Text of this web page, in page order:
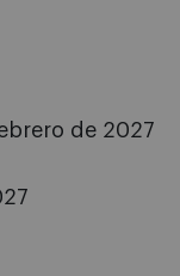
de 2027